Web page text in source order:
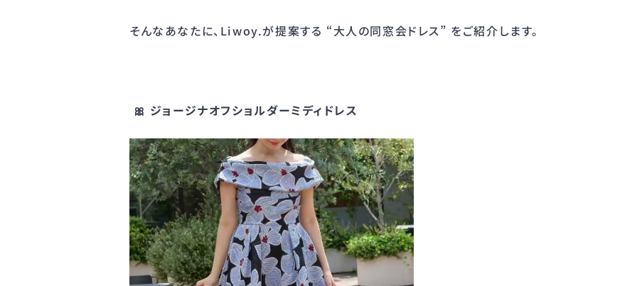
そんなあなたに、Liwoy.が提案する “大人の同窓会ドレス” をご紹介します。
🎀 ジョージナオフショルダーミディドレス